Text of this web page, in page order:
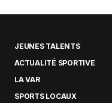
JEUNES TALENTS
ACTUALITÉ SPORTIVE
LA VAR
SPORTS LOCAUX